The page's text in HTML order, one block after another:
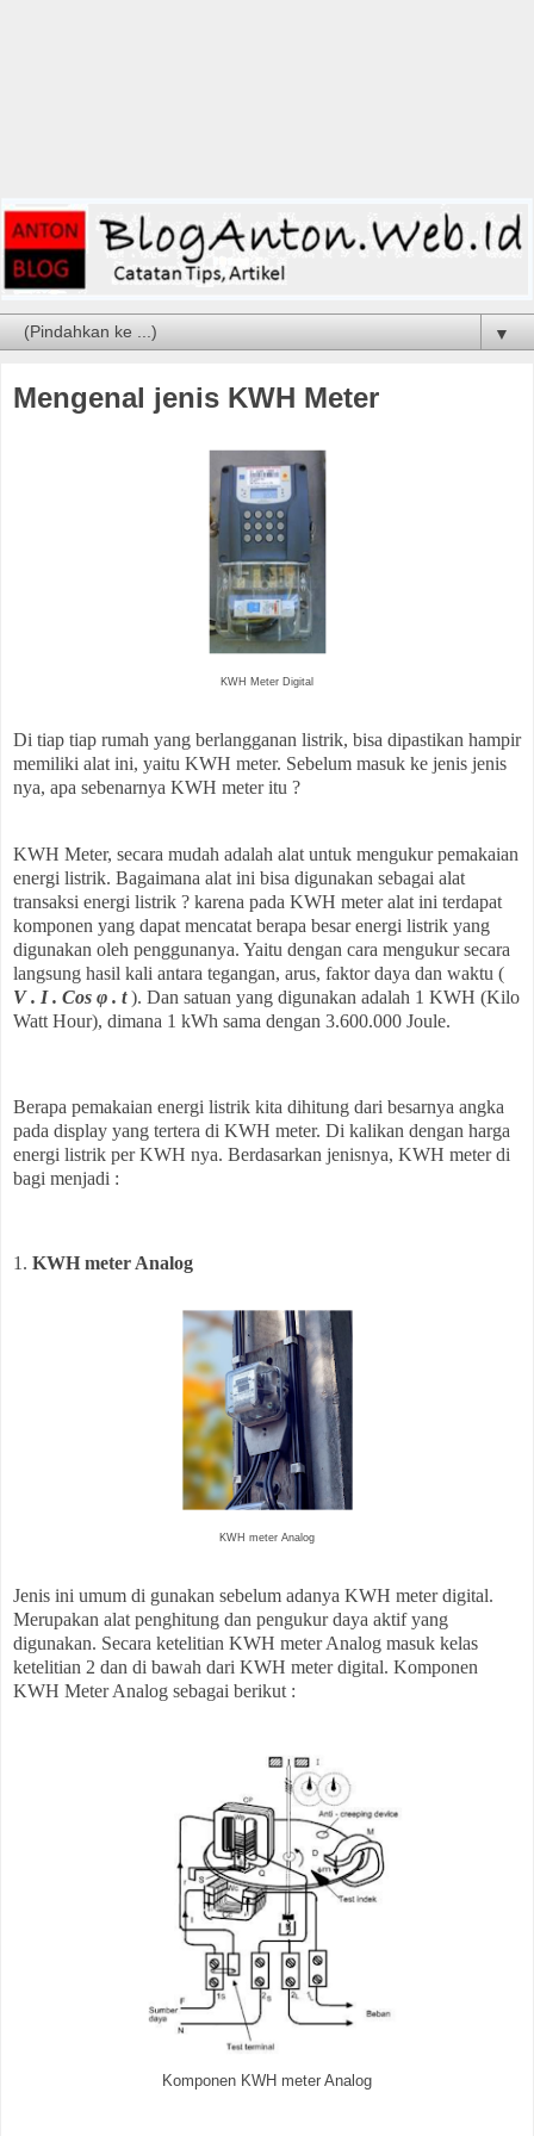
▼
Mengenal jenis KWH Meter
KWH Meter Digital
Di tiap tiap rumah yang berlangganan listrik, bisa dipastikan hampir
memiliki alat ini, yaitu KWH meter. Sebelum masuk ke jenis jenis
nya, apa sebenarnya KWH meter itu ?
KWH Meter, secara mudah adalah alat untuk mengukur pemakaian
energi listrik. Bagaimana alat ini bisa digunakan sebagai alat
transaksi energi listrik ? karena pada KWH meter alat ini terdapat
komponen yang dapat mencatat berapa besar energi listrik yang
digunakan oleh penggunanya. Yaitu dengan cara mengukur secara
langsung hasil kali antara tegangan, arus, faktor daya dan waktu (
V . I . Cos φ . t). Dan satuan yang digunakan adalah 1 KWH (Kilo
Watt Hour), dimana 1 kWh sama dengan 3.600.000 Joule.
Berapa pemakaian energi listrik kita dihitung dari besarnya angka
pada display yang tertera di KWH meter. Di kalikan dengan harga
energi listrik per KWH nya. Berdasarkan jenisnya, KWH meter di
bagi menjadi :
1. KWH meter Analog
KWH meter Analog
Jenis ini umum di gunakan sebelum adanya KWH meter digital.
Merupakan alat penghitung dan pengukur daya aktif yang
digunakan. Secara ketelitian KWH meter Analog masuk kelas
ketelitian 2 dan di bawah dari KWH meter digital. Komponen
KWH Meter Analog sebagai berikut :
Komponen KWH meter Analog